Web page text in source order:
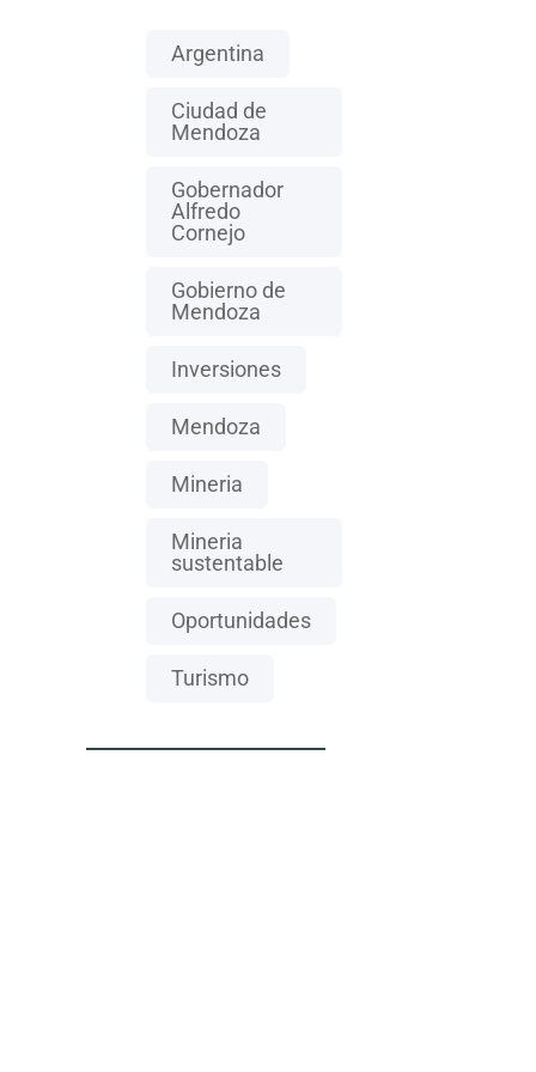
Argentina
Ciudad de
Mendoza
Gobernador
Alfredo
Cornejo
Gobierno de
Mendoza
Inversiones
Mendoza
Mineria
Mineria
sustentable
Oportunidades
Turismo